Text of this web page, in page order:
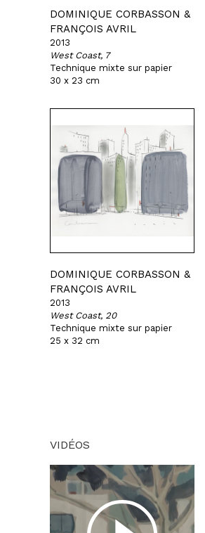
DOMINIQUE CORBASSON &
FRANÇOIS AVRIL
2013
West Coast, 7
Technique mixte sur papier
30 x 23 cm
DOMINIQUE CORBASSON &
FRANÇOIS AVRIL
2013
West Coast, 20
Technique mixte sur papier
25 x 32 cm
VIDÉOS